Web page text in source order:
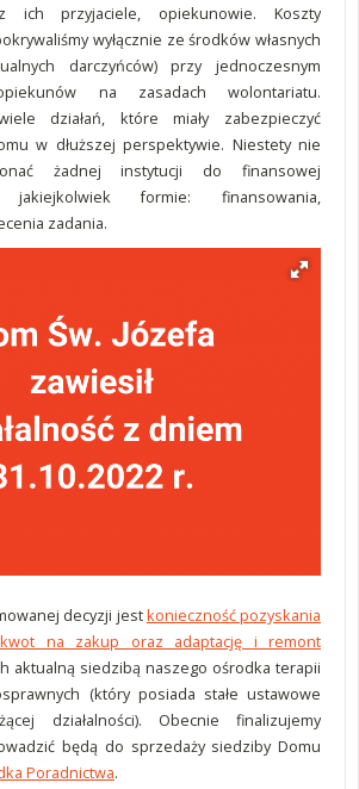
ich przyjaciele, opiekunowie. Koszty
wyłącznie ze środków własnych
darczyńców) przy jednoczesnym
na zasadach wolontariatu.
działań, które miały zabezpieczyć
w dłuższej perspektywie. Niestety nie
żadnej instytucji do finansowej
formie: finansowania,
zadania.
decyzji jestkonieczność pozyskania
kwot na zakup oraz adaptację i remont
aktualną siedzibą naszego ośrodka terapii
(który posiada stałe ustawowe
działalności). Obecnie finalizujemy
będą do sprzedaży siedziby Domu
Poradnictwa.